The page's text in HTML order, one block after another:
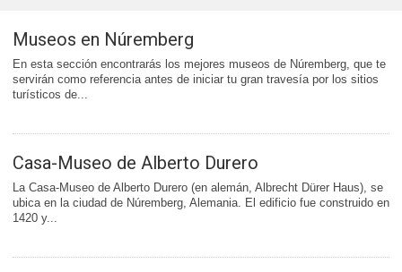
Museos en Núremberg
En esta sección encontrarás los mejores museos de Núremberg, que te
servirán como referencia antes de iniciar tu gran travesía por los sitios
turísticos de...
Casa-Museo de Alberto Durero
La Casa-Museo de Alberto Durero (en alemán, Albrecht Dürer Haus), se
ubica en la ciudad de Núremberg, Alemania. El edificio fue construido en
1420 y...